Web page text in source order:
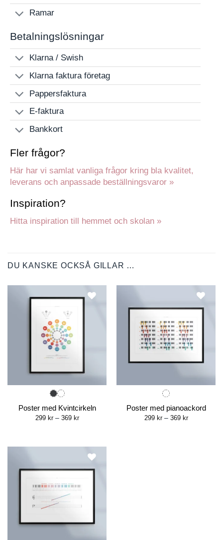
Ramar
Betalningslösningar
Klarna / Swish
Klarna faktura företag
Pappersfaktura
E-faktura
Bankkort
Fler frågor?
Här har vi samlat vanliga frågor kring bla kvalitet,
leverans och anpassade beställningsvaror »
Inspiration?
Hitta inspiration till hemmet och skolan »
DU KANSKE OCKSÅ GILLAR …
Poster med Kvintcirkeln
299 kr – 369 krPrice
Poster med pianoackord
299 kr – 369 krPrice